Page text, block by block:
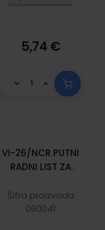
5,74 €
VI-26/NCR PUTNI
RADNI LIST ZA
MOTORNO VOZILO;
Blok 2 x 50 listova,
Šifra proizvoda
060041